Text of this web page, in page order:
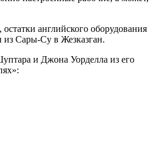
английского оборудования
Сары-Су в Жезказган.
и Джона Уорделла из его